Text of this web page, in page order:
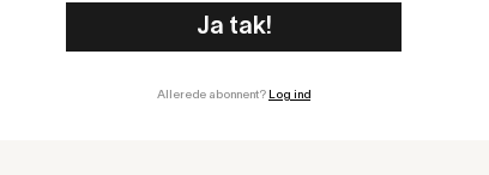
Allerede abonnent? Log ind